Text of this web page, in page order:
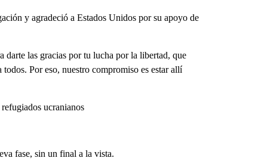
y agradeció a Estados Unidos por su apoyo de
darte las gracias por tu lucha por la libertad, que
Por eso, nuestro compromiso es estar allí
ucranianos
fase, sin un final a la vista.